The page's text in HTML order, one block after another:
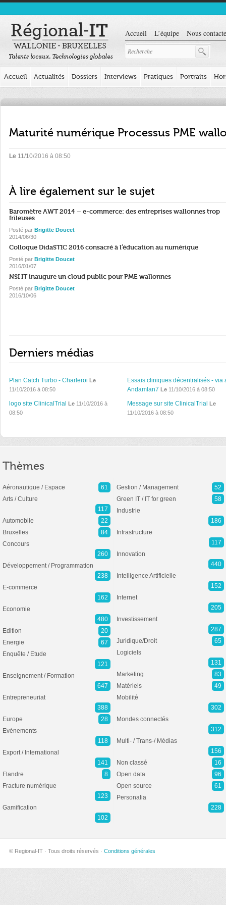
Accueil L’équipe Nous
Accueil Actualités Dossiers Interviews Pratiques Portraits
Maturité numérique Processus PME
Le 11/10/2016 à 08:50
À lire également sur le sujet
Baromètre AWT 2014 – e-commerce: des entreprises wallonnes trop
frileuses
Posté par Brigitte Doucet
2014/06/30
Colloque DidaSTIC 2016 consacré à l’éducation au numérique
Posté par Brigitte Doucet
2016/01/07
NSI IT inaugure un cloud public pour PME wallonnes
Posté par Brigitte Doucet
2016/10/06
Derniers médias
Plan Catch Turbo - Charleroi Le
11/10/2016 à 08:50
Essais cliniques décentralisés - via
Andamlan7 Le11/10/2016 à 08:50
logo site ClinicalTrial Le 11/10/2016 à
08:50
Message sur site ClinicalTrial Le
11/10/2016 à 08:50
Thèmes
Aéronautique / Espace
61
Arts / Culture
117
Automobile
22
Bruxelles
84
Concours
260
Développement / Programmation
238
E-commerce
162
Economie
480
Edition
20
Energie
67
Enquête / Etude
121
Enseignement / Formation
647
Entrepreneuriat
388
Europe
28
Evénements
118
Export / International
141
Flandre
8
Fracture numérique
123
Gamification
102
Gestion / Management
52
Green IT / IT for green
58
Industrie
186
Infrastructure
117
Innovation
440
Intelligence Artificielle
152
Internet
205
Investissement
287
Juridique/Droit
65
Logiciels
131
Marketing
83
Matériels
49
Mobilité
302
Mondes connectés
312
Multi- / Trans-/ Médias
156
Non classé
16
Open data
96
Open source
61
Personalia
228
© Regional-IT · Tous droits réservés · Conditions générales